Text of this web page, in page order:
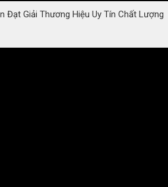
Đạt Giải Thương Hiệu Uy Tín Chất Lượng